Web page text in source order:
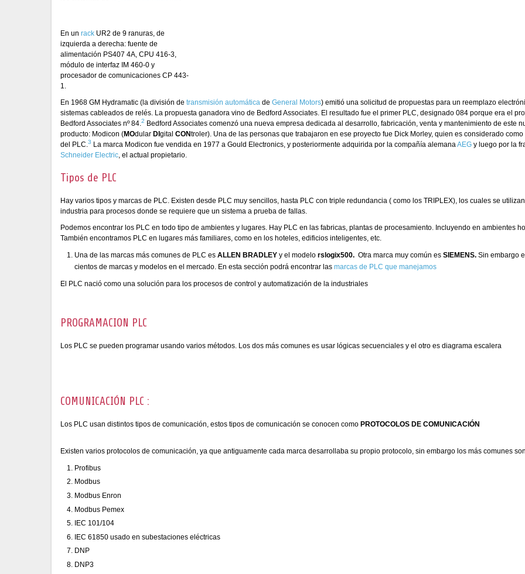
En un rack UR2 de 9 ranuras, de
izquierda a derecha: fuente de
alimentación PS407 4A, CPU 416-3,
módulo de interfaz IM 460-0 y
procesador de comunicaciones CP 443-
1.
En 1968 GM Hydramatic (la división de transmisión automática de General Motors) emitió una solicitud de propuestas para un reemplazo
sistemas cableados de relés. La propuesta ganadora vino de Bedford Associates. El resultado fue el primer PLC, designado 084 porque era el
Bedford Associates nº 84. 2 Bedford Associates comenzó una nueva empresa dedicada al desarrollo, fabricación, venta y mantenimiento de este
producto: Modicon (MOdular DIgital CONtroler). Una de las personas que trabajaron en ese proyecto fue Dick Morley, quien es considerado
del PLC. 3 La marca Modicon fue vendida en 1977 a Gould Electronics, y posteriormente adquirida por la compañía alemana AEG y luego por la
Schneider Electric , el actual propietario.
Tipos de PLC
Hay varios tipos y marcas de PLC. Existen desde PLC muy sencillos, hasta PLC con triple redundancia ( como los TRIPLEX), los cuales se
industria para procesos donde se requiere que un sistema a prueba de fallas.
Podemos encontrar los PLC en todo tipo de ambientes y lugares. Hay PLC en las fabricas, plantas de procesamiento. Incluyendo en ambientes
También encontramos PLC en lugares más familiares, como en los hoteles, edificios inteligentes, etc.
Una de las marcas más comunes de PLC es ALLEN BRADLEY y el modelo rslogix500. Otra marca muy común es SIEMENS. Sin embargo
cientos de marcas y modelos en el mercado. En esta sección podrá encontrar las marcas de PLC que manejamos
El PLC nació como una solución para los procesos de control y automatización de la industriales
PROGRAMACION PLC
Los PLC se pueden programar usando varios métodos. Los dos más comunes es usar lógicas secuenciales y el otro es diagrama escalera
COMUNICACIÓN PLC :
Los PLC usan distintos tipos de comunicación, estos tipos de comunicación se conocen como PROTOCOLOS DE COMUNICACIÓN
Existen varios protocolos de comunicación, ya que antiguamente cada marca desarrollaba su propio protocolo, sin embargo los más comunes
Profibus
Modbus
Modbus Enron
Modbus Pemex
IEC 101/104
IEC 61850 usado en subestaciones eléctricas
DNP
DNP3